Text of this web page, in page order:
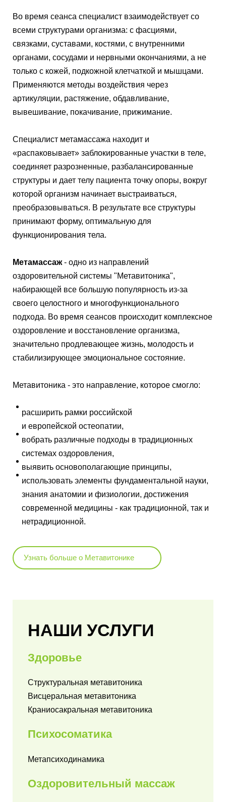
Во время сеанса специалист взаимодействует со
всеми структурами организма: с фасциями,
связками, суставами, костями, с внутренними
органами, сосудами и нервными окончаниями, а не
только с кожей, подкожной клетчаткой и мышцами.
Применяются методы воздействия через
артикуляции, растяжение, обдавливание,
вывешивание, покачивание, прижимание.
Специалист метамассажа находит и
«распаковывает» заблокированные участки в теле,
соединяет разрозненные, разбалансированные
структуры и дает телу пациента точку опоры, вокруг
которой организм начинает выстраиваться,
преобразовываться. В результате все структуры
принимают форму, оптимальную для
функционирования тела.
Метамассаж- одно из направлений
оздоровительной системы "Метавитоника",
набирающей все большую популярность из-за
своего целостного и многофункционального
подхода. Во время сеансов происходит комплексное
оздоровление и восстановление организма,
значительно продлевающее жизнь, молодость и
стабилизирующее эмоциональное состояние.
Метавитоника - это направление, которое смогло:
расширить рамки российской
и европейской остеопатии,
вобрать различные подходы в традиционных
системах оздоровления,
выявить основополагающие принципы,
использовать элементы фундаментальной науки,
знания анатомии и физиологии, достижения
современной медицины - как традиционной, так и
нетрадиционной.
Узнать больше о Метавитонике
НАШИ УСЛУГИ
Здоровье
Структуральная метавитоника
Висцеральная метавитоника
Краниосакральная метавитоника
Психосоматика
Метапсиходинамика
Оздоровительный массаж